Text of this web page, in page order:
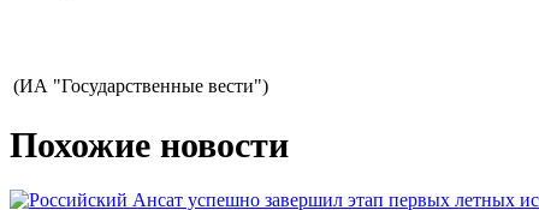
(ИА "Государственные вести")
Похожие новости